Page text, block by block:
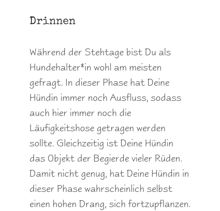
Drinnen
Während der Stehtage bist Du als
Hundehalter*in wohl am meisten
gefragt. In dieser Phase hat Deine
Hündin immer noch Ausfluss, sodass
auch hier immer noch die
Läufigkeitshose getragen werden
sollte. Gleichzeitig ist Deine Hündin
das Objekt der Begierde vieler Rüden.
Damit nicht genug, hat Deine Hündin in
dieser Phase wahrscheinlich selbst
einen hohen Drang, sich fortzupflanzen.